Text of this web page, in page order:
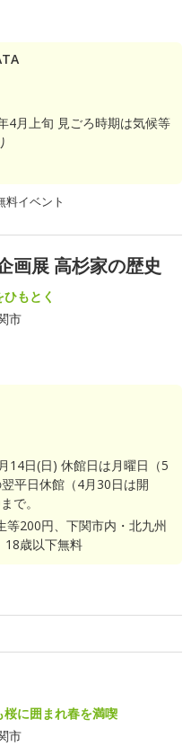
4月上旬 見ごろ時期は気候等
料イベント
画展 高杉家の歴史
もとく
市
14日(日) 休館日は月曜日（5
平日休館（4月30日は開
で。
等200円、下関市内・北九州
18歳以下無料
に囲まれ春を満喫
市